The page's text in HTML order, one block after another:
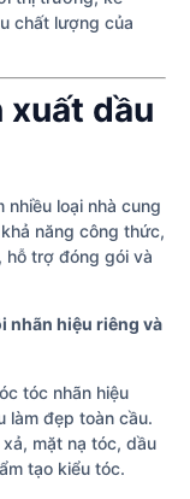
chất lượng của
xuất dầu
loại nhà cung
năng công thức,
hỗ trợ đóng gói và
nhãn hiệu riêng và
tóc nhãn hiệu
làm đẹp toàn cầu.
mặt nạ tóc, dầu
tạo kiểu tóc.